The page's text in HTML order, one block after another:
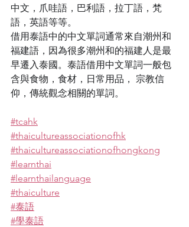
中文，爪哇語，巴利語，拉丁語，梵
語，英語等等。
借用泰語中的中文單詞通常來自潮州和
福建語，因為很多潮州和的福建人是最
早遷入泰國。泰語借用中文單詞一般包
含與食物，食材，日常用品， 宗教信
仰，傳統觀念相關的單詞。
#tcahk
#thaicultureassociationofhk
#thaicultureassociationofhongkong
#learnthai
#learnthailanguage
#thaiculture
#泰語
#學泰語